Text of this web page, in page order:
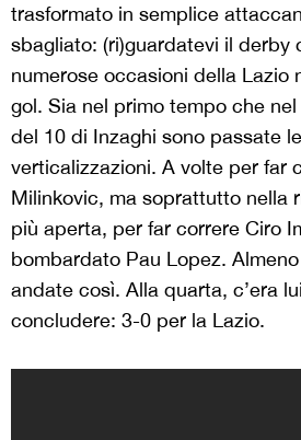
trasformato in semplice
sbagliato: (ri)guardatevi il derby
numerose occasioni della Lazio
gol. Sia nel primo tempo che
del 10 di Inzaghi sono passate
verticalizzazioni. A volte per far
Milinkovic, ma soprattutto nella
più aperta, per far correre Ciro
bombardato Pau Lopez.
andate così. Alla quarta, c’era
concludere: 3-0 per la Lazio.